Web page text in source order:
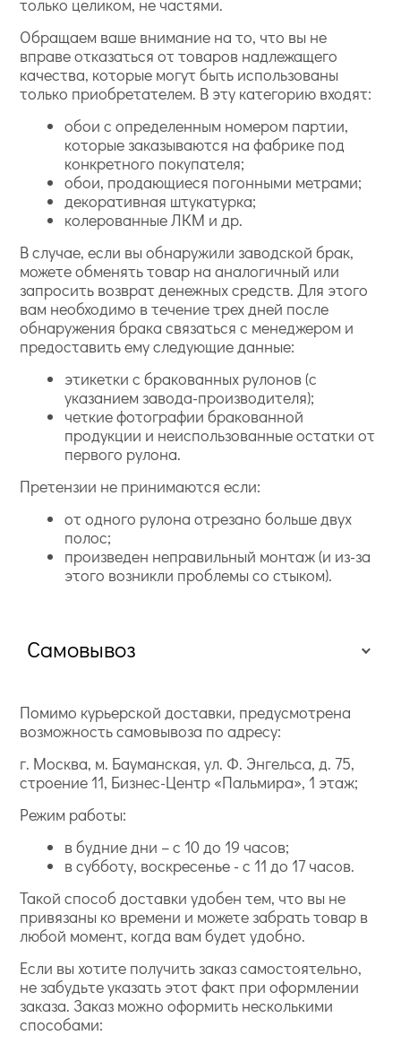
Обращаем ваше внимание на то, что вы не
вправе отказаться от товаров надлежащего
качества, которые могут быть использованы
только приобретателем. В эту категорию входят:
обои с определенным номером партии,
которые заказываются на фабрике под
конкретного покупателя;
обои, продающиеся погонными метрами;
декоративная штукатурка;
колерованные ЛКМ и др.
В случае, если вы обнаружили заводской брак,
можете обменять товар на аналогичный или
запросить возврат денежных средств. Для этого
вам необходимо в течение трех дней после
обнаружения брака связаться с менеджером и
предоставить ему следующие данные:
этикетки с бракованных рулонов (с
указанием завода-производителя);
четкие фотографии бракованной
продукции и неиспользованные остатки от
первого рулона.
Претензии не принимаются если:
от одного рулона отрезано больше двух
полос;
произведен неправильный монтаж (и из-за
этого возникли проблемы со стыком).
Самовывоз
Помимо курьерской доставки, предусмотрена
возможность самовывоза по адресу:
г. Москва, м. Бауманская, ул. Ф. Энгельса, д. 75,
строение 11, Бизнес-Центр «Пальмира», 1 этаж;
Режим работы:
в будние дни – с 10 до 19 часов;
в субботу, воскресенье - с 11 до 17 часов.
Такой способ доставки удобен тем, что вы не
привязаны ко времени и можете забрать товар в
любой момент, когда вам будет удобно.
Если вы хотите получить заказ самостоятельно,
не забудьте указать этот факт при оформлении
заказа. Заказ можно оформить несколькими
способами: